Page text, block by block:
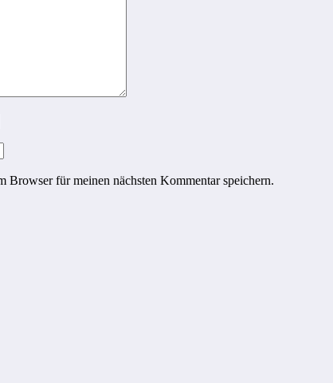
Browser für meinen nächsten Kommentar speichern.